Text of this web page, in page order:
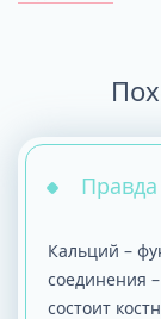
Кальций –
соединения
состоит